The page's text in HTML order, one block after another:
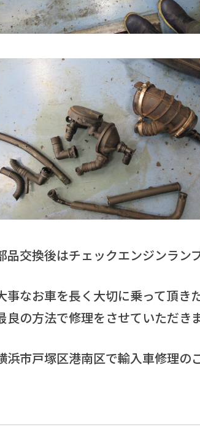
品交換後はチェックエンジンラン
事なお車を長く大切に乗って頂き
良の方法で修理をさせていただき
浜市戸塚区港南区で輸入車修理の